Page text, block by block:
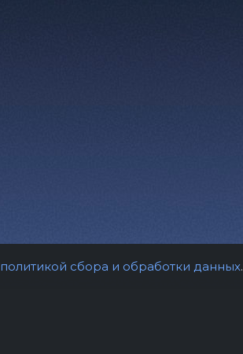
политикой сбора и обработки данных.